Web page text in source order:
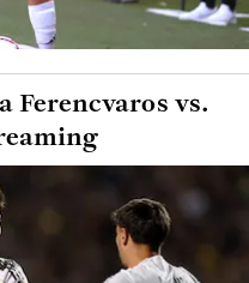
Ferencvaros vs.